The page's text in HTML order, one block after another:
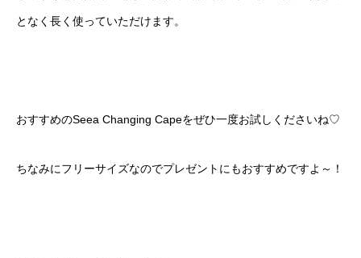
となく長く使っていただけます。
おすすめのSeea Changing Capeをぜひ一度お試しくださいね♡
ちなみにフリーサイズなのでプレゼントにもおすすめですよ～！